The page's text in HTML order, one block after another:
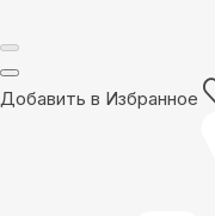
Добавить в Избранное